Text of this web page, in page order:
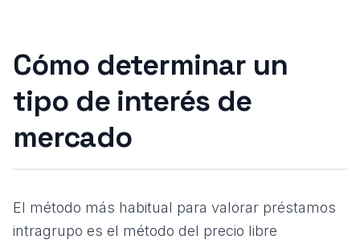
Cómo determinar un
tipo de interés de
mercado
El método más habitual para valorar préstamos
intragrupo es el método del precio libre